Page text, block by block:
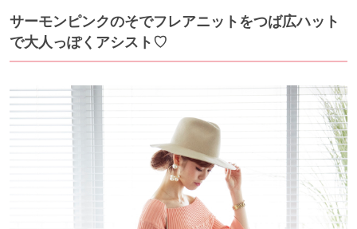
サーモンピンクのそでフレアニットをつば広ハット
で大人っぽくアシスト♡